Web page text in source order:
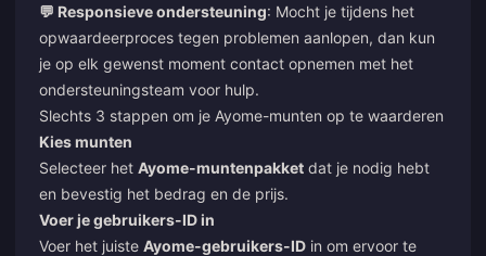
💬 Responsieve ondersteuning: Mocht je tijdens het
opwaardeerproces tegen problemen aanlopen, dan kun
je op elk gewenst moment contact opnemen met het
ondersteuningsteam voor hulp.
Slechts 3 stappen om je Ayome-munten op te waarderen
Kies munten
Selecteer het Ayome-muntenpakket dat je nodig hebt
en bevestig het bedrag en de prijs.
Voer je gebruikers-ID in
Voer het juiste Ayome-gebruikers-ID in om ervoor te